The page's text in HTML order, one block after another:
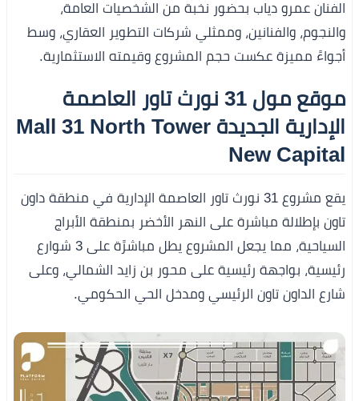
الفنان عمرو دياب بحضور نخبة من الشخصيات العامة،
والنجوم، والفنانين، وممثلي شركات التطوير العقاري، وسط
أجواءً مميزة عكست حجم المشروع وقيمته الاستثمارية.
موقع مول 31 نورث تاور العاصمة
الإدارية الجديدة Mall 31 North Tower
New Capital
يقع مشروع 31 نورث تاور العاصمة الإدارية في منطقة داون
تاون بإطلالة مباشرة على النهر الأخضر بمنطقة الأبراج
السياحية، مما يجعل المشروع يطل مباشرًة على 3 شوارع
رئيسية، بواجهة رئيسية على محور بن زايد الشمالي، وعلى
شارع الداون تاون الرئيسي ومدخل الحي الحكومي.